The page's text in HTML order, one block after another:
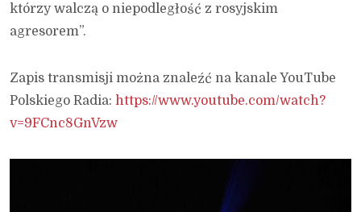
którzy walczą o niepodległość z rosyjskim
agresorem”.
Zapis transmisji można znaleźć na kanale YouTube
Polskiego Radia: https://www.youtube.com/watch?
v=9FCnc8GnVzw